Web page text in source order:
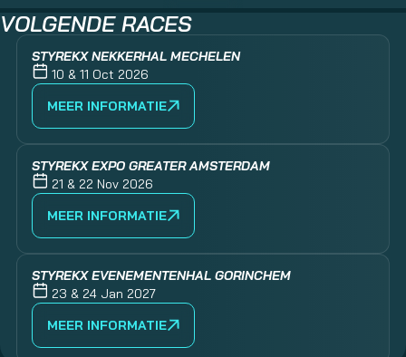
VOLGENDE RACES
STYREKX NEKKERHAL MECHELEN
10 & 11 Oct 2026
MEER INFORMATIE
STYREKX EXPO GREATER AMSTERDAM
21 & 22 Nov 2026
MEER INFORMATIE
STYREKX EVENEMENTENHAL GORINCHEM
23 & 24 Jan 2027
MEER INFORMATIE